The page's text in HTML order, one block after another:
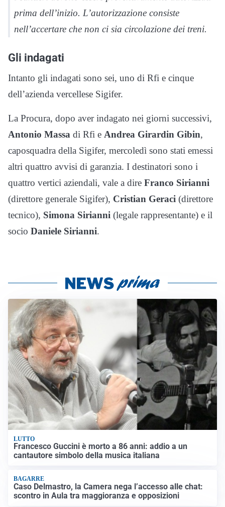
prima dell’inizio. L’autorizzazione consiste
nell’accertare che non ci sia circolazione dei treni.
Gli indagati
Intanto gli indagati sono sei, uno di Rfi e cinque
dell’azienda vercellese Sigifer.
La Procura, dopo aver indagato nei giorni successivi,
Antonio Massa di Rfi e Andrea Girardin Gibin,
caposquadra della Sigifer, mercoledì sono stati emessi
altri quattro avvisi di garanzia. I destinatori sono i
quattro vertici aziendali, vale a dire Franco Sirianni
(direttore generale Sigifer), Cristian Geraci (direttore
tecnico), Simona Sirianni (legale rappresentante) e il
socio Daniele Sirianni.
LUTTO
Francesco Guccini è morto a 86 anni: addio a un
cantautore simbolo della musica italiana
BAGARRE
Caso Delmastro, la Camera nega l’accesso alle chat:
scontro in Aula tra maggioranza e opposizioni